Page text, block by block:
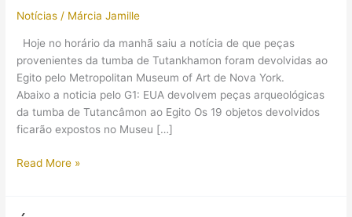
Notícias / Márcia Jamille
Hoje no horário da manhã saiu a notícia de que peças
provenientes da tumba de Tutankhamon foram devolvidas ao
Egito pelo Metropolitan Museum of Art de Nova York.
Abaixo a noticia pelo G1: EUA devolvem peças arqueológicas
da tumba de Tutancâmon ao Egito Os 19 objetos devolvidos
ficarão expostos no Museu […]
Devolvidas
de
Read More »